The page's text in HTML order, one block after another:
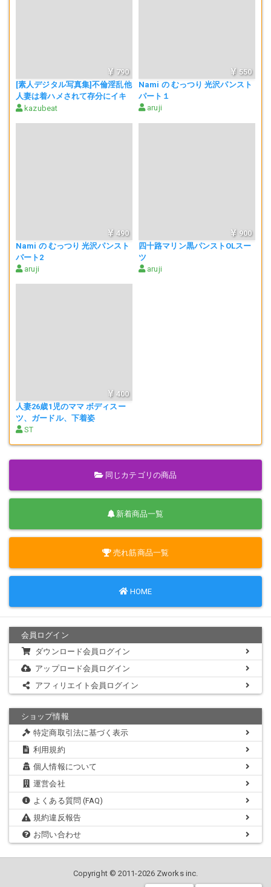
790
[素人デジタル写真集]不倫淫乱他
人妻は着ハメされて存分にイキ
狂いドロドロザーメン顔射で喜
kazubeat
550
Nami の むっつり 光沢パンスト
パート１
aruji
490
Nami の むっつり 光沢パンスト
パート2
aruji
900
四十路マリン黒パンストOLスー
ツ
aruji
400
人妻26歳1児のママ ボディスー
ツ、ガードル、下着姿
ST
同じカテゴリの商品
新着商品一覧
売れ筋商品一覧
HOME
会員ログイン
ダウンロード会員ログイン
アップロード会員ログイン
アフィリエイト会員ログイン
ショップ情報
特定商取引法に基づく表示
利用規約
個人情報について
運営会社
よくある質問 (FAQ)
規約違反報告
お問い合わせ
Copyright © 2011-2026 Zworks inc.